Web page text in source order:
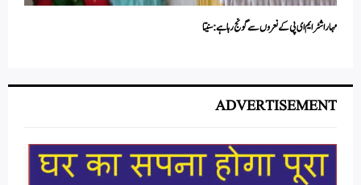
مہاراشٹر ایم ای پی کے نعروں سے گونج رہا ہے:سنیتا
ADVERTISEMENT